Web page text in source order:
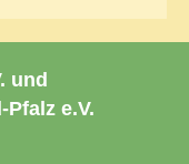
und
e.V.